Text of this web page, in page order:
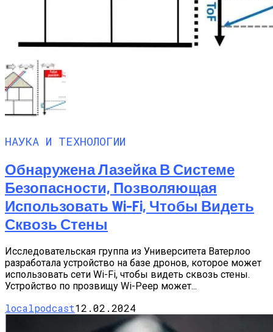
НАУКА И ТЕХНОЛОГИИ
Обнаружена Лазейка В Системе
Безопасности, Позволяющая
Использовать Wi-Fi, Чтобы Видеть
Сквозь Стены
Исследовательская группа из Университета Ватерлоо
разработала устройство на базе дронов, которое может
использовать сети Wi-Fi, чтобы видеть сквозь стены.
Устройство по прозвищу Wi-Peep может...
localpodcast12.02.2024